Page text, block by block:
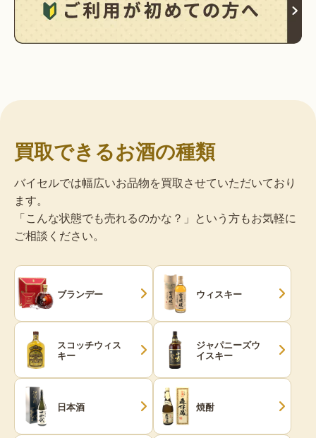
買取できるお酒の種類
バイセルでは幅広いお品物を買取させていただいており
ます。
「こんな状態でも売れるのかな？」という方もお気軽に
ご相談ください。
ブランデー ウィスキー
スコッチウィス
キー
ジャパニーズウ
イスキー
日本酒 焼酎